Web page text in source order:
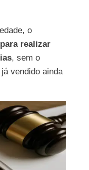
o
realizar
, sem o
vendido ainda